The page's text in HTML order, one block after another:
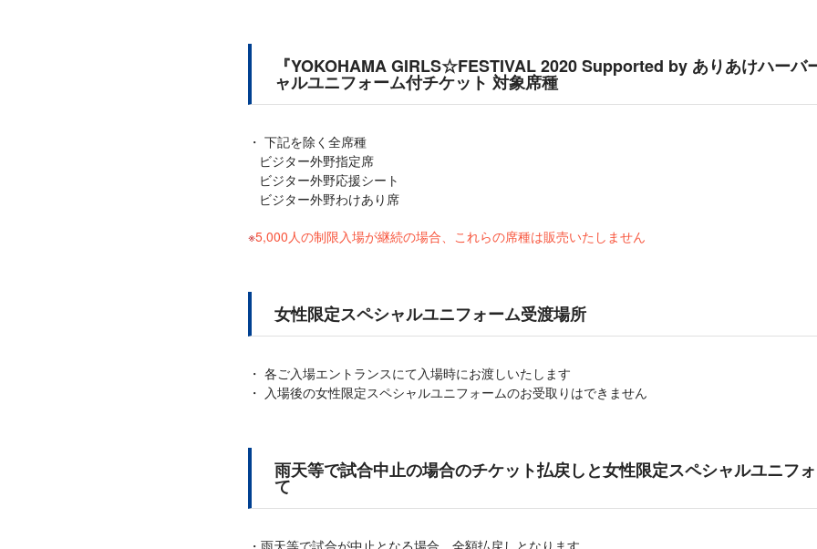
『YOKOHAMA GIRLS☆FESTIVAL 2020 Supported by ありあけハーバ
ャルユニフォーム付チケット 対象席種
下記を除く全席種
ビジター外野指定席
ビジター外野応援シート
ビジター外野わけあり席
5,000人の制限入場が継続の場合、これらの席種は販売いたしません
女性限定スペシャルユニフォーム受渡場所
各ご入場エントランスにて入場時にお渡しいたします
入場後の女性限定スペシャルユニフォームのお受取りはできません
雨天等で試合中止の場合のチケット払戻しと女性限定スペシャルユニフ
て